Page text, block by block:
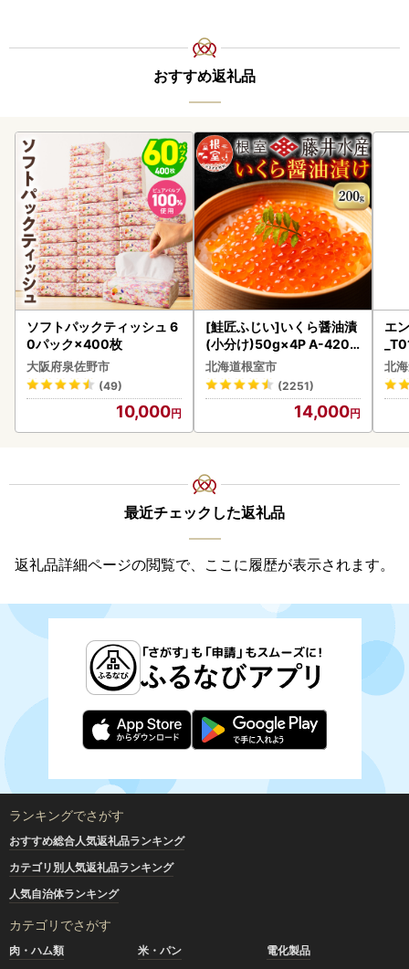
おすすめ返礼品
ソフトパックティッシュ 6
0パック×400枚
大阪府泉佐野市
(49)
10,000
[鮭匠ふじい]いくら醤油漬
(小分け)50g×4P A-4209
5
北海道根室市
(2251)
14,000
エ
北
最近チェックした返礼品
返礼品詳細ページの閲覧で、ここに履歴が表示されます。
ランキングでさがす
おすすめ総合人気返礼品ランキング
カテゴリ別人気返礼品ランキング
人気自治体ランキング
カテゴリでさがす
肉・ハム類 米・パン
電化製品